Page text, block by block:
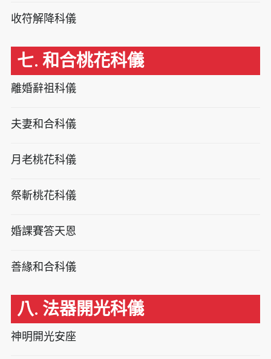
收符解降科儀
七. 和合桃花科儀
離婚辭祖科儀
夫妻和合科儀
月老桃花科儀
祭斬桃花科儀
婚課賽答天恩
善緣和合科儀
八. 法器開光科儀
神明開光安座